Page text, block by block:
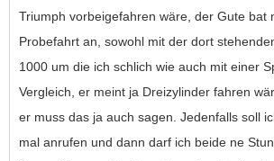
Triumph vorbeigefahren wäre, der Gute bat
Probefahrt an, sowohl mit der dort
1000 um die ich schlich wie auch mit einer
Vergleich, er meint ja Dreizylinder fahren
er muss das ja auch sagen. Jedenfalls soll
mal anrufen und dann darf ich beide ne